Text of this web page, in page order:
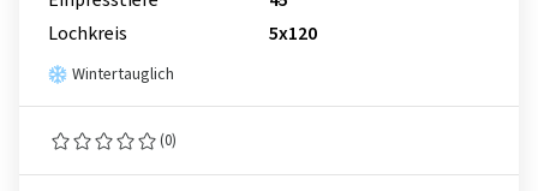
Lochkreis
5x120
Wintertauglich
(0)